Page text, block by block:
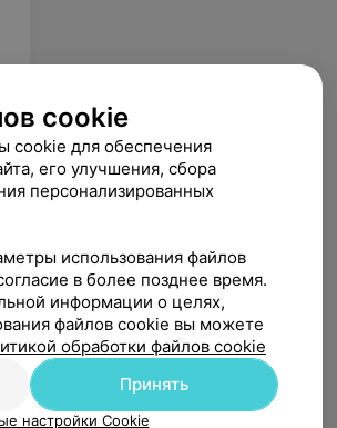
cookie
cookie для обеспечения
его улучшения, сбора
персонализированных
использования файлов
в более позднее время.
информации о целях,
файлов cookie вы можете
обработки файлов cookie
Принять
настройки Cookie